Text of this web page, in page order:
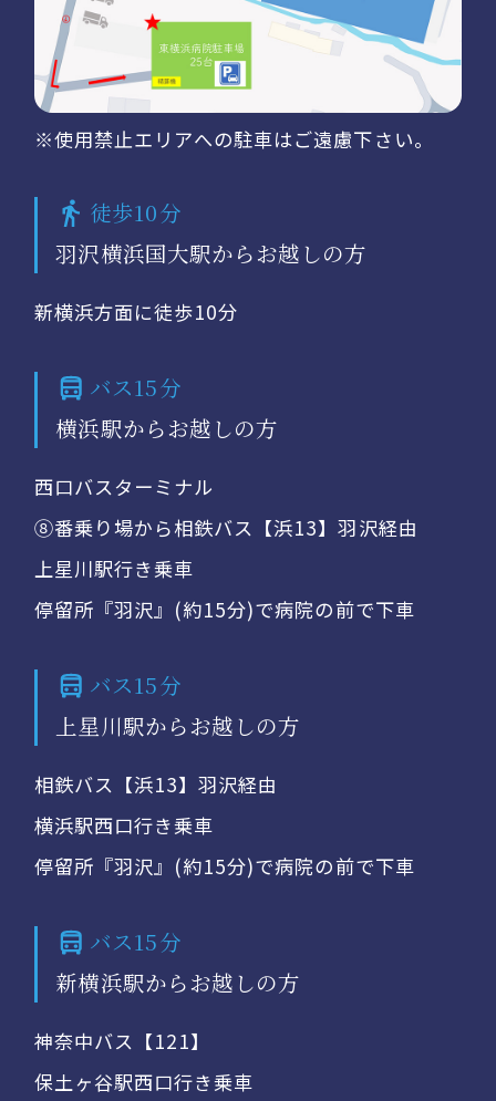
※使用禁止エリアへの駐車はご遠慮下さい。
徒歩10分
羽沢横浜国大駅からお越しの方
新横浜方面に徒歩10分
バス15分
横浜駅からお越しの方
西口バスターミナル
⑧番乗り場から相鉄バス【浜13】羽沢経由
上星川駅行き乗車
停留所『羽沢』(約15分)で病院の前で下車
バス15分
上星川駅からお越しの方
相鉄バス【浜13】羽沢経由
横浜駅西口行き乗車
停留所『羽沢』(約15分)で病院の前で下車
バス15分
新横浜駅からお越しの方
神奈中バス【121】
保土ヶ谷駅西口行き乗車